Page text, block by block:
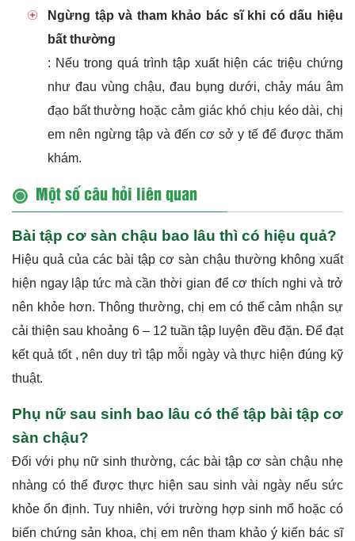
Ngừng tập và tham khảo bác sĩ khi có dấu hiệu
bất thường
: Nếu trong quá trình tập xuất hiện các triệu chứng
như đau vùng chậu, đau bụng dưới, chảy máu âm
đạo bất thường hoặc cảm giác khó chịu kéo dài, chị
em nên ngừng tập và đến cơ sở y tế để được thăm
khám.
Một số câu hỏi liên quan
Bài tập cơ sàn chậu bao lâu thì có hiệu quả?
Hiệu quả của các bài tập cơ sàn chậu thường không xuất
hiện ngay lập tức mà cần thời gian để cơ thích nghi và trở
nên khỏe hơn. Thông thường, chị em có thể cảm nhận sự
cải thiện sau khoảng 6 – 12 tuần tập luyện đều đặn. Để đạt
kết quả tốt , nên duy trì tập mỗi ngày và thực hiện đúng kỹ
thuật.
Phụ nữ sau sinh bao lâu có thể tập bài tập cơ
sàn chậu?
Đối với phụ nữ sinh thường, các bài tập cơ sàn chậu nhẹ
nhàng có thể được thực hiện sau sinh vài ngày nếu sức
khỏe ổn định. Tuy nhiên, với trường hợp sinh mổ hoặc có
biến chứng sản khoa, chị em nên tham khảo ý kiến bác sĩ